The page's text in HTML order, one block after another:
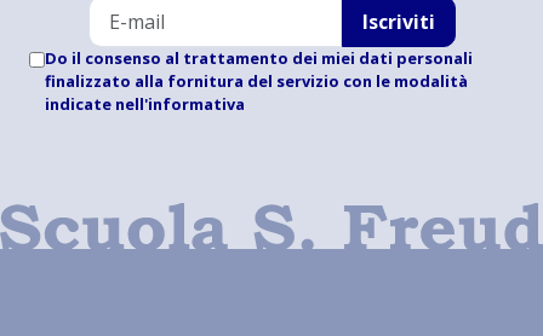
Iscriviti
Do il consenso al trattamento dei miei dati personali
finalizzato alla fornitura del servizio con le modalità
indicate nell'informativa